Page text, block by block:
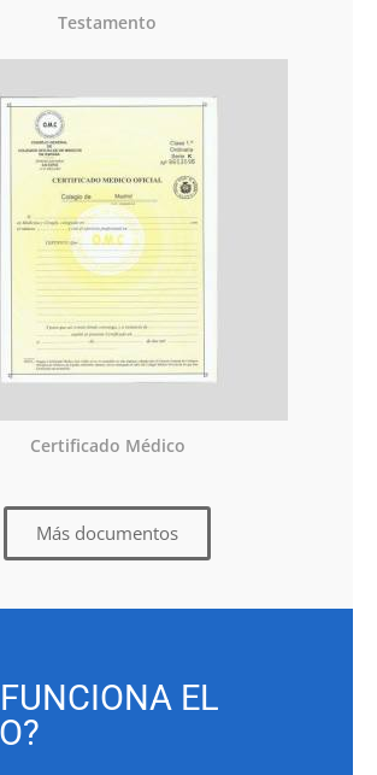
Testamento
Certificado Médico
Más documentos
EL